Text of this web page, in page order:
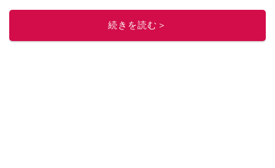
このイチオシストの他の記事を読む
続きを読む＞